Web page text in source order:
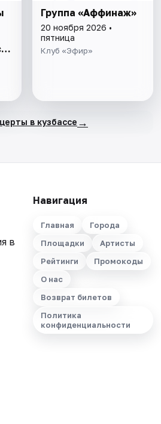
Группа «Аффинаж»
20 ноября 2026 •
пятница
Клуб «Эфир»
в кузбассе →
в
Навигация
Главная
Города
Площадки
Артисты
Рейтинги
Промокоды
О нас
Возврат билетов
Политика
конфиденциальности